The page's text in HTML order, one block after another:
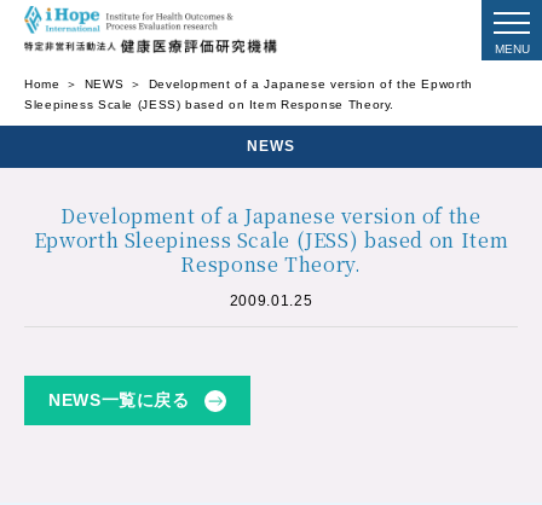
Home NEWS
Development of a Japanese version of the Epworth
Sleepiness Scale (JESS) based on Item Response Theory.
NEWS
Development of a Japanese version of the
Epworth Sleepiness Scale (JESS) based on Item
Response Theory.
2009.01.25
NEWS一覧に戻る